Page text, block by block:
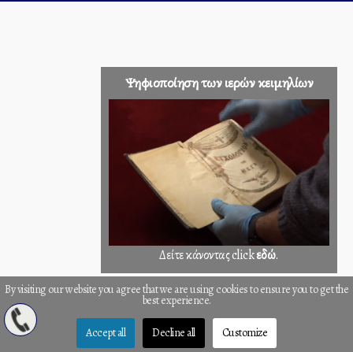
Ψηφιοποίηση των ιερών κειμηλίων
Δείτε κάνοντας clickεδώ.
By visiting our website you agree that we are using cookies to ensure you to get the
best experience.
Accept all Decline all Customize